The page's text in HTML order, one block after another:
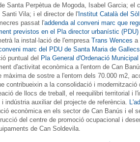
Santa Perpètua de Mogoda, Isabel Garcia; el
Vila; i el director de l' Institut Català del
passat l'addenda al conveni marc que
previstos en el Pla director urbanístic
la instal·lació de l'empresa Trans Wences a
marc del PDU de Santa Maria de Gallecs
puntual del
Pla General d'Ordenació
d'activitat econòmica a l'entorn de Can
màxima de sostre a l'entorn dels 70.000 m2,
contribueixin a la consolidació i
de llocs de treball, el reequilibri territorial i
indústria auxiliar del projecte de referència.
econòmica en els sector de Can Banús i el
del centre de promoció ocupacional i
de Can Soldevila.